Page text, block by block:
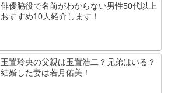
俳優脇役で名前がわからない男性50代以上
おすすめ10人紹介します！
玉置玲央の父親は玉置浩二？兄弟はいる？
結婚した妻は若月佑美！